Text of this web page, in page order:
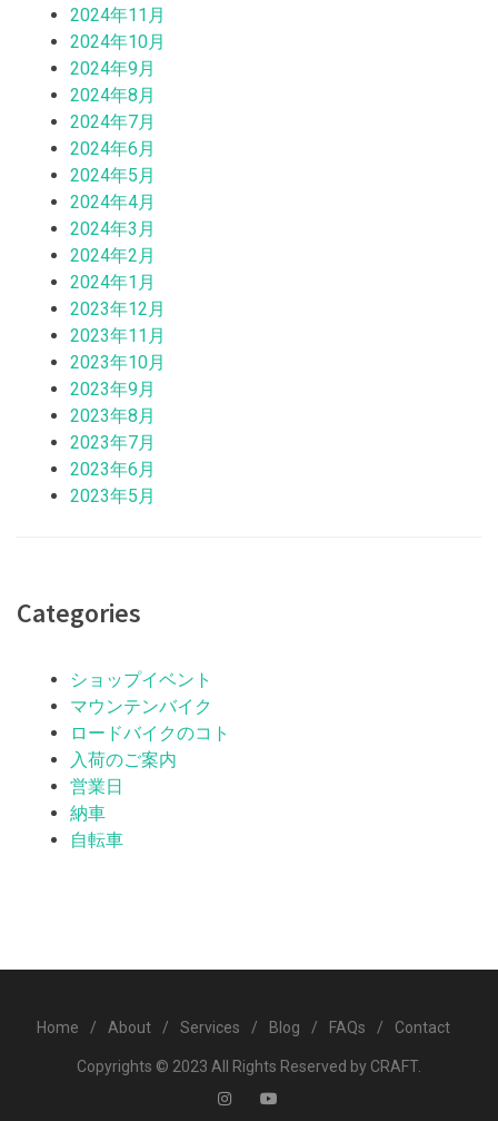
2024年11月
2024年10月
2024年9月
2024年8月
2024年7月
2024年6月
2024年5月
2024年4月
2024年3月
2024年2月
2024年1月
2023年12月
2023年11月
2023年10月
2023年9月
2023年8月
2023年7月
2023年6月
2023年5月
Categories
ショップイベント
マウンテンバイク
ロードバイクのコト
入荷のご案内
営業日
納車
自転車
Home / About / Services / Blog / FAQs / Contact
Copyrights © 2023 All Rights Reserved by CRAFT.